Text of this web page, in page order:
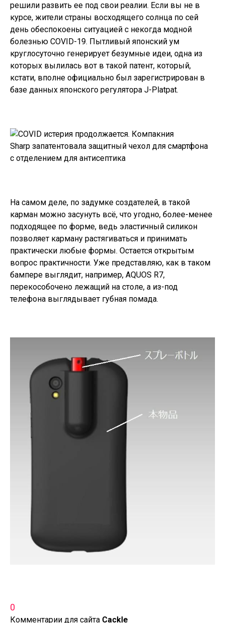
решили развить ее под свои реалии. Если вы не в
курсе, жители страны восходящего солнца по сей
день обеспокоены ситуацией с некогда модной
болезнью COVID-19. Пытливый японский ум
круглосуточно генерирует безумные идеи, одна из
которых вылилась вот в такой патент, который,
кстати, вполне официально был зарегистрирован в
базе данных японского регулятора J-Platpat.
На самом деле, по задумке создателей, в такой
карман можно засунуть всё, что угодно, более-менее
подходящее по форме, ведь эластичный силикон
позволяет карману растягиваться и принимать
практически любые формы. Остается открытым
вопрос практичности. Уже представляю, как в таком
бампере выглядит, например, AQUOS R7,
перекособочено лежащий на столе, а из-под
телефона выглядывает губная помада.
0
Комментарии для сайта Cackl e